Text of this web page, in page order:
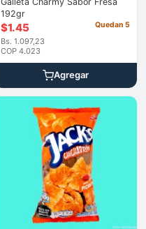
192gr
$1.45
Bs. 1.097,23
COP 4.023
Quedan 5
Agregar